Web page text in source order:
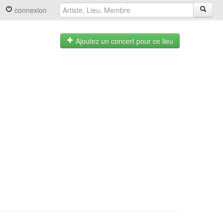
connexion
Ajoutez un concert pour ce lieu